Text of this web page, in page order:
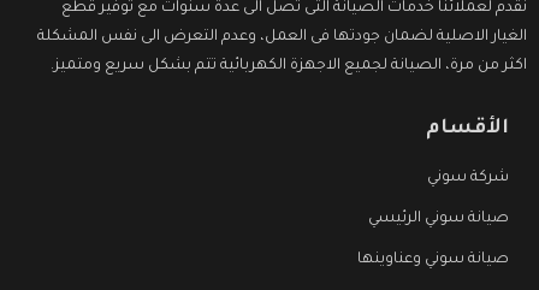
نقدم لعملائنا خدمات الصيانة التى تصل الى عدة سنوات مع توفير قطع
الغيار الاصلية لضمان جودتها فى العمل، وعدم التعرض الى نفس المشكلة
اكثر من مرة، الصيانة لجميع الاجهزة الكهربائية تتم بشكل سريع ومتميز.
الأقسام
شركة سوني
صيانة سوني الرئيسي
صيانة سوني وعناوينها